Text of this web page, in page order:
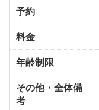
予約
料金
年齢制限
その他・全体備
考